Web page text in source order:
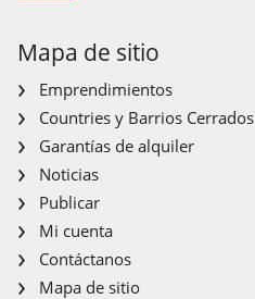
Mapa de sitio
Emprendimientos
Countries y Barrios Cerrados
Garantías de alquiler
Noticias
Publicar
Mi cuenta
Contáctanos
Mapa de sitio